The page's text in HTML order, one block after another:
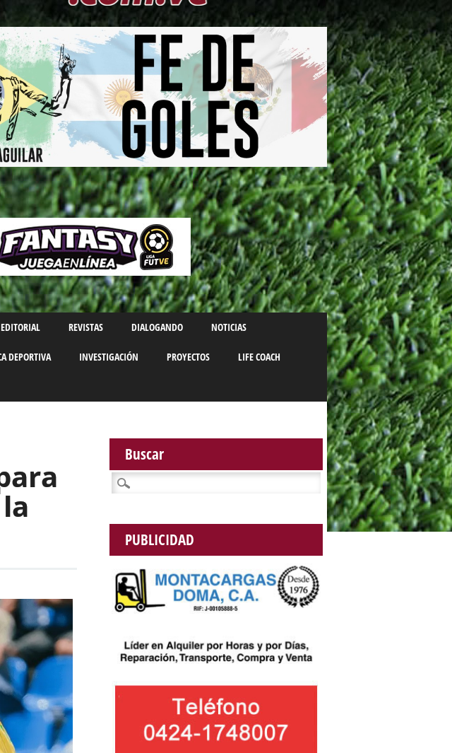
EDITORIAL REVISTAS DIALOGANDO NOTICIAS
DEPORTIVA INVESTIGACIÓN PROYECTOS LIFE COACH
Buscar
Buscar:
PUBLICIDAD